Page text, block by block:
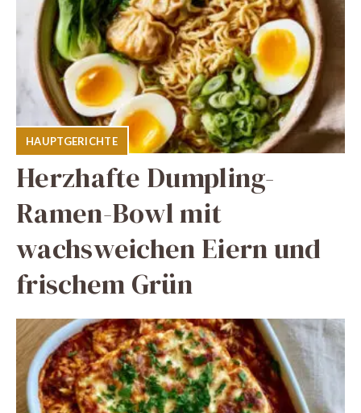
HAUPTGERICHTE
Herzhafte Dumpling-
Ramen-Bowl mit
wachsweichen Eiern und
frischem Grün